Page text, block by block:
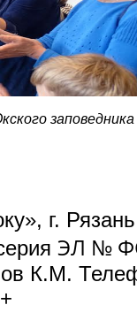
заповедника
г.
ЭЛ №
К.М.
mail)